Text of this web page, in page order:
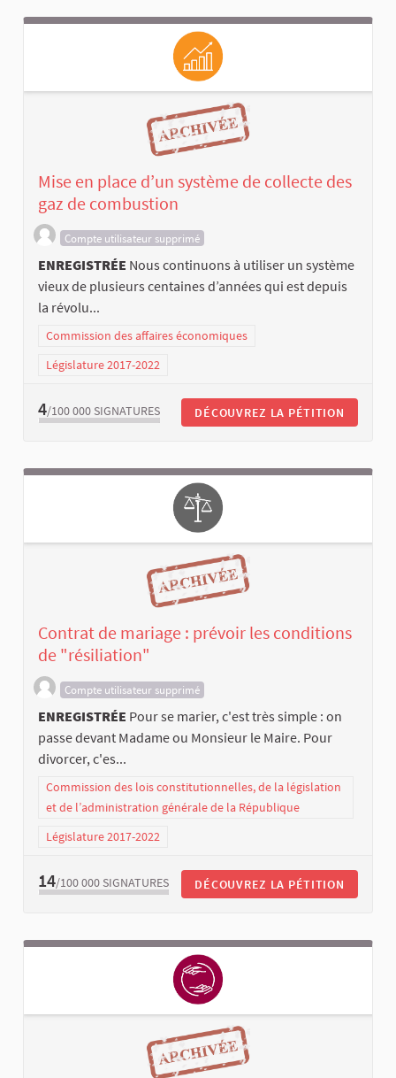
Mise en place d’un système de collecte des
gaz de combustion
Compte utilisateur supprimé
ENREGISTRÉE Nous continuons à utiliser un système
vieux de plusieurs centaines d’années qui est depuis
la révolu...
Commission des affaires économiques
Législature 2017-2022
4/100 000 SIGNATURES DÉCOUVREZ LA PÉTITION
Contrat de mariage : prévoir les conditions
de "résiliation"
Compte utilisateur supprimé
ENREGISTRÉE Pour se marier, c'est très simple : on
passe devant Madame ou Monsieur le Maire. Pour
divorcer, c'es...
Commission des lois constitutionnelles, de la législation
et de l’administration générale de la République
Législature 2017-2022
14/100 000 SIGNATURES DÉCOUVREZ LA PÉTITION